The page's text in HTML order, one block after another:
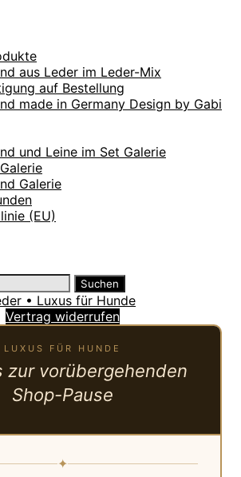
aus Leder im Leder-Mix
auf Bestellung
made in Germany Design by Gabi
und Leine im Set Galerie
Galerie
(EU)
Suchen
• Luxus für Hunde
Vertrag widerrufen
LUXUS FÜR HUNDE
zur vorübergehenden
Shop-Pause
✦